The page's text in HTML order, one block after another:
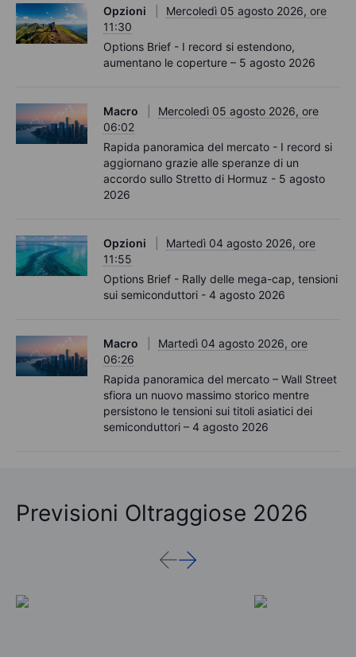
Opzioni
Mercoledì 05 agosto 2026, ore
11:30
Options Brief - I record si estendono,
aumentano le coperture – 5 agosto 2026
Macro
Mercoledì 05 agosto 2026, ore
06:02
Rapida panoramica del mercato - I record si
aggiornano grazie alle speranze di un
accordo sullo Stretto di Hormuz - 5 agosto
2026
Opzioni
Martedì 04 agosto 2026, ore
11:55
Options Brief - Rally delle mega-cap, tensioni
sui semiconduttori - 4 agosto 2026
Macro
Martedì 04 agosto 2026, ore
06:26
Rapida panoramica del mercato – Wall Street
sfiora un nuovo massimo storico mentre
persistono le tensioni sui titoli asiatici dei
semiconduttori – 4 agosto 2026
Previsioni Oltraggiose 2026